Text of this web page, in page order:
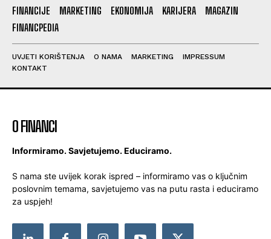
FINANCIJE MARKETING EKONOMIJA KARIJERA
MAGAZIN
FINANCPEDIA
UVJETI KORIŠTENJA O NAMA MARKETING
IMPRESSUM
KONTAKT
O FINANCI
Informiramo. Savjetujemo. Educiramo.
S nama ste uvijek korak ispred – informiramo vas o ključnim
poslovnim temama, savjetujemo vas na putu rasta i educiramo
za uspjeh!